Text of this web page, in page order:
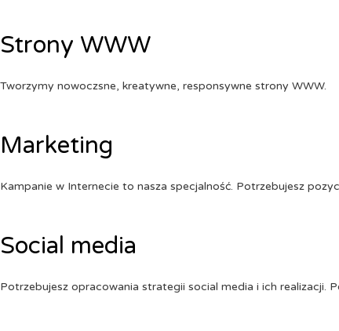
Strony WWW
Tworzymy nowoczsne, kreatywne, responsywne strony WWW.
Marketing
Kampanie w Internecie to nasza specjalność. Potrzebujesz
Social media
Potrzebujesz opracowania strategii social media i ich realizacji.